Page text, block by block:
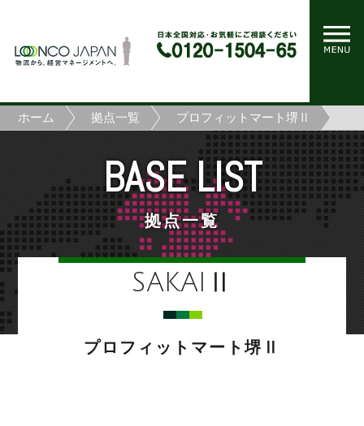
ホーム 拠点一覧 プロフィットマート堺Ⅱ
BASE LIST
拠点一覧
SAKAIⅡ
プロフィットマート堺Ⅱ